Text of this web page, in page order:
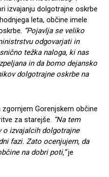
izvajanju dolgotrajne oskrbe
leta, občine imele
“Pojavlja se veliko
odgovarjati in
težka naloga, ki nas
in da bomo dejansko
dolgotrajne oskrbe na
Gorenjskem občine
za starejše. “Na tem
o izvajalcih dolgotrajne
fazi. Zato ocenjujem, da
na dobri poti,”je